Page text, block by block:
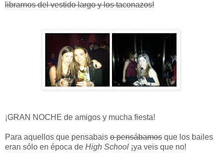
librarnos del vestido largo y los taconazos!
¡GRAN NOCHE de amigos y mucha fiesta!
Para aquellos que pensabais o pensábamos que los bailes
eran sólo en época de High School ¡ya veis que no!